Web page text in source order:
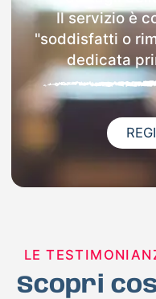
Il servizio è
"soddisfatti o
dedicata
LE
Scopri